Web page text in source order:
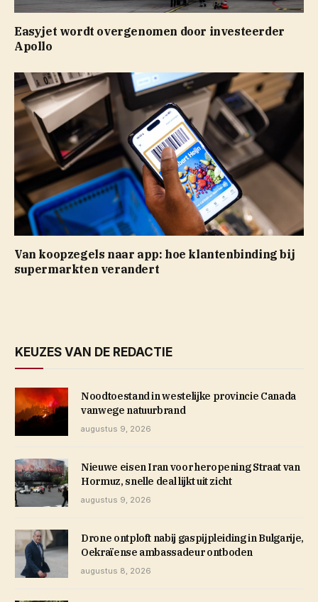
Easyjet wordt overgenomen door investeerder
Apollo
Van koopzegels naar app: hoe klantenbinding bij
supermarkten verandert
KEUZES VAN DE REDACTIE
Noodtoestand in westelijke provincie Canada
vanwege natuurbrand
augustus 9, 2026
Nieuwe eisen Iran voor heropening Straat van
Hormuz, snelle deal lijkt uit zicht
augustus 9, 2026
Drone ontploft nabij gaspijpleiding in Bulgarije,
Oekraïense ambassadeur ontboden
augustus 8, 2026